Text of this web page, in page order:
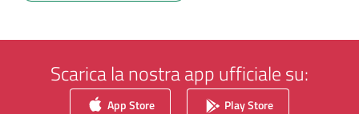
Scarica la nostra app ufficiale su:
App Store Play Store